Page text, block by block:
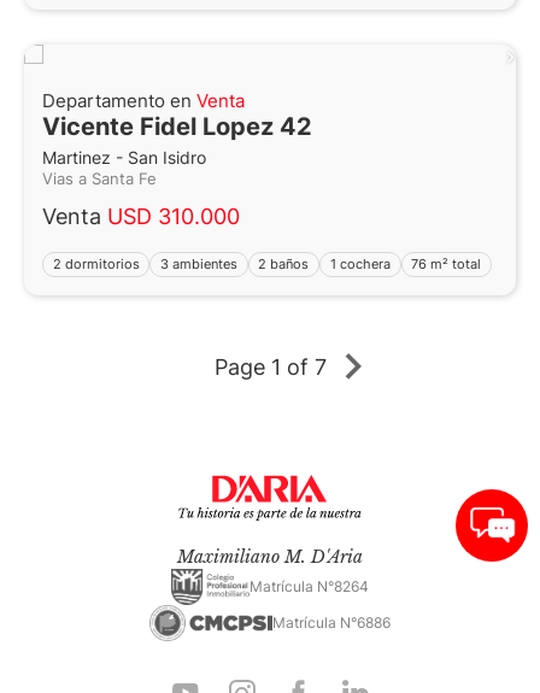
Departamento en Venta
Vicente Fidel Lopez 42
Martinez - San Isidro
Vias a Santa Fe
Venta USD 310.000
2 dormitorios 3 ambientes 2 baños 1 cochera 76 m² total
Page 1 of 7
Maximiliano M. D'Aria
Matrícula N°8264
Matrícula N°6886